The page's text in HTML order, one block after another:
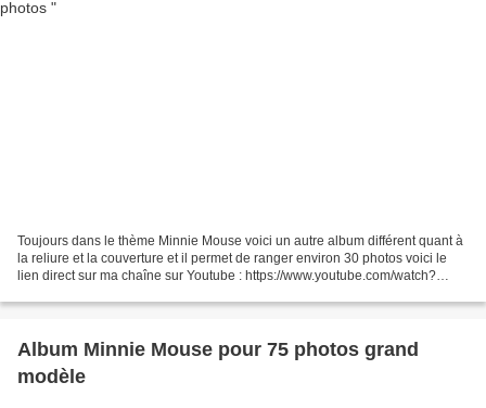
Toujours dans le thème Minnie Mouse voici un autre album différent quant à
la reliure et la couverture et il permet de ranger environ 30 photos voici le
lien direct sur ma chaîne sur Youtube : https://www.youtube.com/watch?
Album Minnie Mouse pour 75 photos grand
modèle